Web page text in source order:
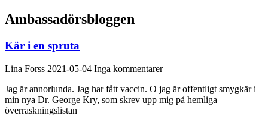
Ambassadörsbloggen
Kär i en spruta
Lina Forss 2021-05-04 Inga kommentarer
Jag är annorlunda. Jag har fått vaccin. O jag är offentligt smygkär i
min nya Dr. George Kry, som skrev upp mig på hemliga
överraskningslistan